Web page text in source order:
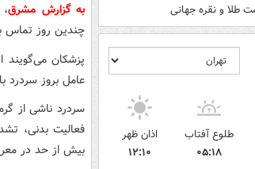
طلا و نقره جهانی
طلوع آفتاب
۰۵:۱۸
اذان ظهر
۱۲:۱۰
به گزارش مشرق
چندین روز تماس
پزشکان می‌گویند
عامل بروز سردرد
سردرد ناشی از
فعالیت بدنی،
بیش از حد در